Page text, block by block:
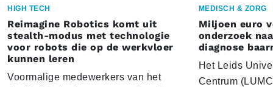
HIGH TECH
Reimagine Robotics komt uit
stealth-modus met technologie
voor robots die op de werkvloer
kunnen leren
Voormalige medewerkers van het
MEDISCH & ZORG
Miljoen euro
onderzoek
diagnose
Het Leids
Centrum